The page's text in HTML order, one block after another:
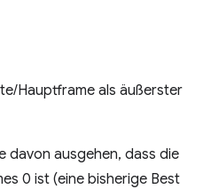
Hauptframe als äußerster
davon ausgehen, dass die
0 ist (eine bisherige Best